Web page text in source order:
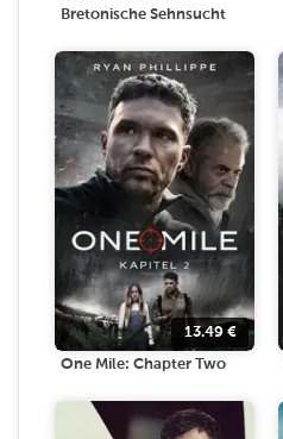
Bretonische Sehnsucht
13.49 €
One Mile: Chapter Two